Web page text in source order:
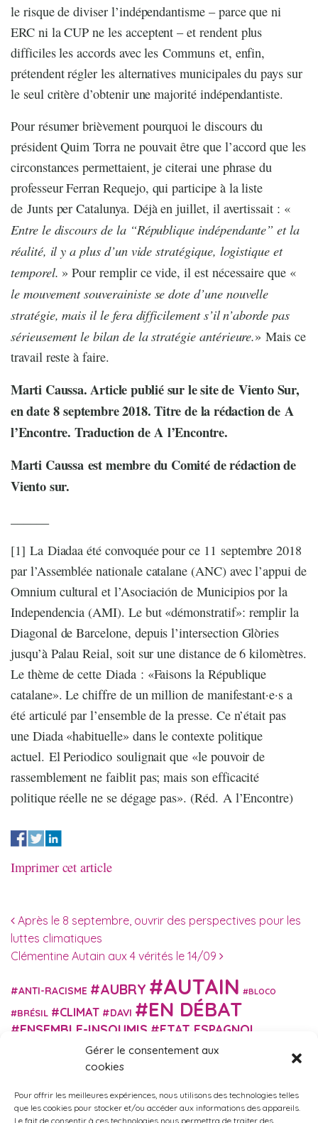
Gérer le consentement aux
cookies
Pour offrir les meilleures expériences, nous utilisons des technologies telles
que les cookies pour stocker et/ou accéder aux informations des appareils.
Le fait de consentir à ces technologies nous permettra de traiter des
le risque de diviser l’indépendantisme – parce que ni
ERC ni la CUP ne les acceptent – et rendent plus
difficiles les accords avec les Communs et, enfin,
prétendent régler les alternatives municipales du pays sur
le seul critère d’obtenir une majorité indépendantiste.
Pour résumer brièvement pourquoi le discours du
président Quim Torra ne pouvait être que l’accord que les
circonstances permettaient, je citerai une phrase du
professeur Ferran Requejo, qui participe à la liste
de Junts per Catalunya. Déjà en juillet, il avertissait : «
Entre le discours de la “République indépendante” et la
réalité, il y a plus d’un vide stratégique, logistique et
temporel. » Pour remplir ce vide, il est nécessaire que «
le mouvement souverainiste se dote d’une nouvelle
stratégie, mais il le fera difficilement s’il n’aborde pas
sérieusement le bilan de la stratégie antérieure.» Mais ce
travail reste à faire.
Marti Caussa. Article publié sur le site de Viento Sur,
en date 8 septembre 2018. Titre de la rédaction de A
l’Encontre. Traduction de A l’Encontre.
Marti Caussa est membre du Comité de rédaction de
Viento sur.
[1] La Diadaa été convoquée pour ce 11 septembre 2018
par l’Assemblée nationale catalane (ANC) avec l’appui de
Omnium cultural et l’Asociación de Municipios por la
Independencia (AMI). Le but «démonstratif»: remplir la
Diagonal de Barcelone, depuis l’intersection Glòries
jusqu’à Palau Reial, soit sur une distance de 6 kilomètres.
Le thème de cette Diada : «Faisons la République
catalane». Le chiffre de un million de manifestant·e·s a
été articulé par l’ensemble de la presse. Ce n’était pas
une Diada «habituelle» dans le contexte politique
actuel. El Periodico soulignait que «le pouvoir de
rassemblement ne faiblit pas; mais son efficacité
politique réelle ne se dégage pas». (Réd. A l’Encontre)
Imprimer cet article
Navigation des articles
Après le 8 septembre, ouvrir des perspectives pour les
luttes climatiques
Clémentine Autain aux 4 vérités le 14/09
ANTI-RACISME AUBRY AUTAIN BLOCO
BRÉSIL CLIMAT DAVI EN DÉBAT
ENSEMBLE-INSOUMIS ETAT ESPAGNOL
EUROPE EXTRÊME DROITE FASCISME
FRANCE INSOUMISE
HISTOIRE IMMIGRATION ISRAËL PALESTINE ITALIE